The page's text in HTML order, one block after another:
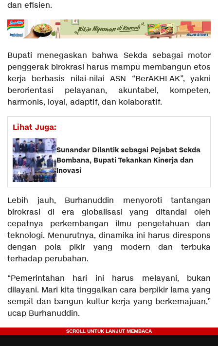
dan efisien.
Bupati menegaskan bahwa Sekda sebagai motor
penggerak birokrasi harus mampu membangun etos
kerja berbasis nilai-nilai ASN “BerAKHLAK”, yakni
berorientasi pelayanan, akuntabel, kompeten,
harmonis, loyal, adaptif, dan kolaboratif.
Lihat Juga:
Sunandar Dilantik sebagai Pejabat Sekda
Bombana, Bupati Tekankan Kinerja dan
Inovasi
Lebih jauh, Burhanuddin menyoroti tantangan
birokrasi di era globalisasi yang ditandai oleh
cepatnya perkembangan ilmu pengetahuan dan
teknologi. Menurutnya, dinamika ini harus direspons
dengan pola pikir yang modern dan terbuka
terhadap perubahan.
“Pemerintahan hari ini harus melayani, bukan
dilayani. Mari kita tinggalkan cara berpikir lama yang
sempit dan bangun kultur kerja yang berkemajuan,”
ucap Burhanuddin.